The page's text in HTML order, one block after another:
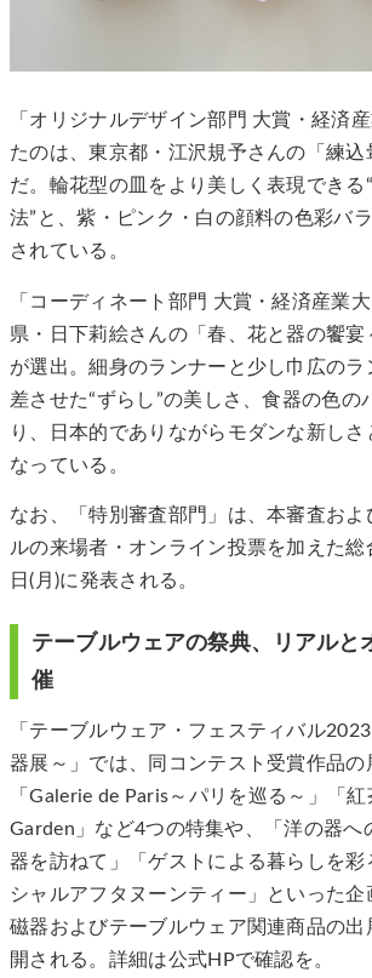
「オリジナルデザイン部門 大賞・経済
たのは、東京都・江沢規予さんの「練込
だ。輪花型の皿をより美しく表現できる
法”と、紫・ピンク・白の顔料の色彩バ
されている。
「コーディネート部門 大賞・経済産業
県・日下莉絵さんの「春、花と器の饗宴
が選出。細身のランナーと少し巾広のラ
差させた“ずらし”の美しさ、食器の色の
り、日本的でありながらモダンな新しさ
なっている。
なお、「特別審査部門」は、本審査お
ルの来場者・オンライン投票を加えた
日(月)に発表される。
テーブルウェアの祭典、リアルと
催
「テーブルウェア・フェスティバル
器展～」では、同コンテスト受賞作品の
「Galerie de Paris～パリを巡る～」「紅
Garden」など4つの特集や、「洋の器へ
器を訪ねて」「ゲストによる暮らしを彩
シャルアフタヌーンティー」といった企
磁器およびテーブルウェア関連商品の出
開される。詳細は公式HPで確認を。